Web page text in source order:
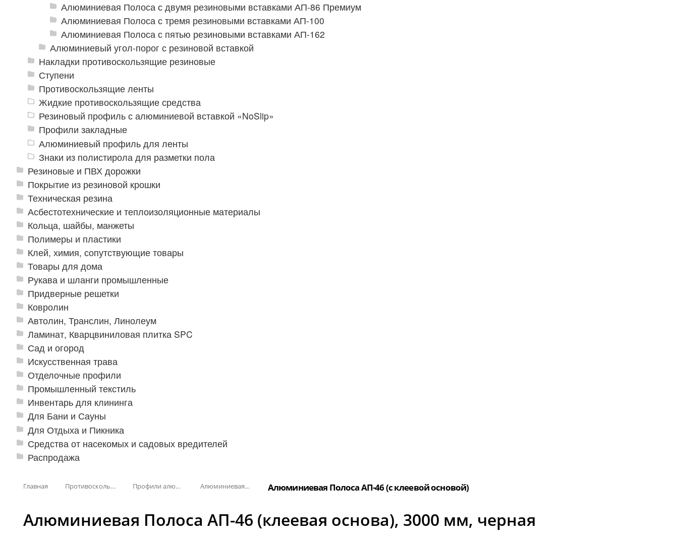
Алюминиевая Полоса с двумя резиновыми вставками АП-86 Премиум
Алюминиевая Полоса с тремя резиновыми вставками АП-100
Алюминиевая Полоса с пятью резиновыми вставками АП-162
Алюминиевый угол-порог с резиновой вставкой
Накладки противоскользящие резиновые
Ступени
Противоскользящие ленты
Жидкие противоскользящие средства
Резиновый профиль с алюминиевой вставкой «NoSlip»
Профили закладные
Алюминиевый профиль для ленты
Знаки из полистирола для разметки пола
Резиновые и ПВХ дорожки
Покрытие из резиновой крошки
Техническая резина
Асбестотехнические и теплоизоляционные материалы
Кольца, шайбы, манжеты
Полимеры и пластики
Клей, химия, сопутствующие товары
Товары для дома
Рукава и шланги промышленные
Придверные решетки
Ковролин
Автолин, Транслин, Линолеум
Ламинат, Кварцвиниловая плитка SPC
Сад и огород
Искусственная трава
Отделочные профили
Промышленный текстиль
Инвентарь для клининга
Для Бани и Сауны
Для Отдыха и Пикника
Средства от насекомых и садовых вредителей
Распродажа
Главная Противоскользящая защита для лестниц, профили, ленты Профили алюминиевые с резиновой вставкой Алюминиевая полоса с резиновыми вставками Алюминиевая Полоса АП-46 (с клеевой основой)
Алюминиевая Полоса АП-46 (клеевая основа), 3000 мм, черная